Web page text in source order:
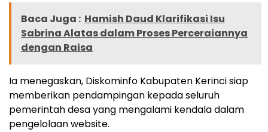
Baca Juga : Hamish Daud Klarifikasi Isu
Sabrina Alatas dalam Proses Perceraiannya
dengan Raisa
Ia menegaskan, Diskominfo Kabupaten Kerinci siap
memberikan pendampingan kepada seluruh
pemerintah desa yang mengalami kendala dalam
pengelolaan website.